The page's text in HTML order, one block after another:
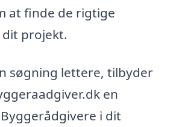
at finde de rigtige
projekt.
søgning lettere, tilbyder
en
i dit